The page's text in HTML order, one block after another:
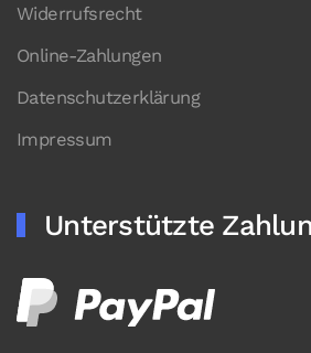
Widerrufsrecht
Online-Zahlungen
Datenschutzerklärung
Impressum
Unterstützte